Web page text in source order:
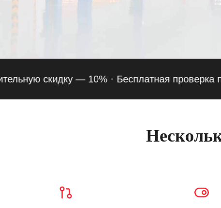
скидку — 10% ·Бесплатная проверка